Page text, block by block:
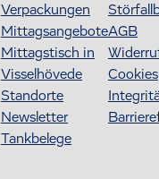
Verpackungen
Mittagsangebote
Mittagstisch in
Visselhövede
Standorte
Newsletter
Tankbelege
AGB
Cookies